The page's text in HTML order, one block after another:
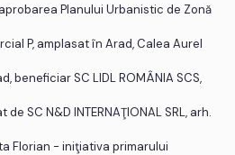
Planului Urbanistic de Zonă
P, amplasat în Arad, Calea Aurel
beneficiar SC LIDL ROMÂNIA SCS,
SC N&D INTERNAŢIONAL SRL, arh.
Florian - iniţiativa primarului